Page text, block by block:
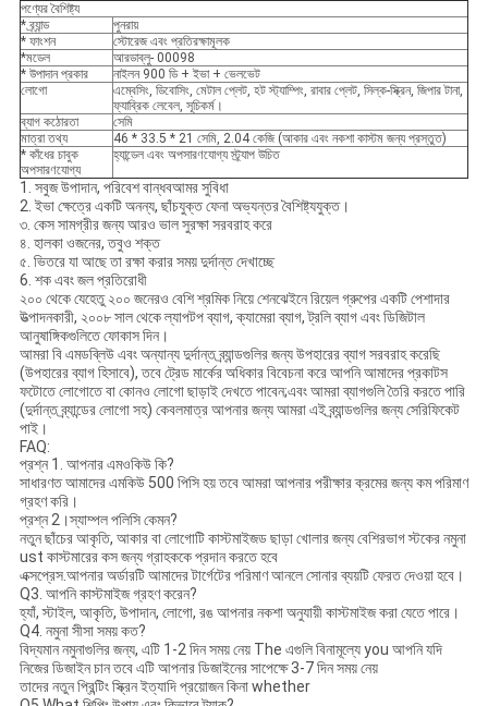
পণ্যের বৈশিষ্ট্য
* ব্র্যান্ড
পুনরায়
* ফাংশন
স্টোরেজ এবং প্রতিরক্ষামূলক
*মডেল
আরডাব্লু- 00098
* উপাদান প্রকার
নাইলন 900 ডি + ইভা + ভেলভেট
লোগো
এম্বেসিং, ডিবোসিং, মেটাল প্লেট, হট স্ট্যাম্পিং, রাবার প্লেট, সিল্ক-স্ক্রিন, জিপার টানা,
ফ্যাব্রিক লেবেল, সূচিকর্ম।
ব্যাগ কঠোরতা
সেমি
মাত্রা তথ্য
46 * 33.5 * 21 সেমি, 2.04 কেজি (আকার এবং নকশা কাস্টম জন্য প্রস্তুত)
* কাঁধের চাবুক
অপসারণযোগ্য
হ্যান্ডেল এবং অপসারণযোগ্য স্ট্র্যাপ উচিত
1. সবুজ উপাদান, পরিবেশ বান্ধবআমর সুবিধা
2. ইভা ক্ষেত্রে একটি অনন্য, ছাঁচযুক্ত ফেনা অভ্যন্তর বৈশিষ্ট্যযুক্ত।
৩. কেস সামগ্রীর জন্য আরও ভাল সুরক্ষা সরবরাহ করে
৪. হালকা ওজনের, তবুও শক্ত
৫. ভিতরে যা আছে তা রক্ষা করার সময় দুর্দান্ত দেখাচ্ছে
6. শক এবং জল প্রতিরোধী
২০০ থেকে যেহেতু ২০০ জনেরও বেশি শ্রমিক নিয়ে শেনঝেইনে রিয়েল গ্রুপের একটি পেশাদার
উত্পাদনকারী, ২০০৮ সাল থেকে ল্যাপটপ ব্যাগ, ক্যামেরা ব্যাগ, ট্রলি ব্যাগ এবং ডিজিটাল
আনুষাঙ্গিকগুলিতে ফোকাস দিন।
আমরা বি এমডব্লিউ এবং অন্যান্য দুর্দান্ত ব্র্যান্ডগুলির জন্য উপহারের ব্যাগ সরবরাহ করেছি
(উপহারের ব্যাগ হিসাবে), তবে ট্রেড মার্কের অধিকার বিবেচনা করে আপনি আমাদের প্রকাটস
ফটোতে লোগোতে বা কোনও লোগো ছাড়াই দেখতে পাবেন;এবং আমরা ব্যাগগুলি তৈরি করতে পারি
(দুর্দান্ত ব্র্যান্ডের লোগো সহ) কেবলমাত্র আপনার জন্য আমরা এই ব্র্যান্ডগুলির জন্য সেরিফিকেট
পাই।
FAQ:
প্রশ্ন 1. আপনার এমওকিউ কি?
সাধারণত আমাদের এমকিউ 500 পিসি হয় তবে আমরা আপনার পরীক্ষার ক্রমের জন্য কম পরিমাণ
গ্রহণ করি।
প্রশ্ন 2।স্যাম্পল পলিসি কেমন?
নতুন ছাঁচের আকৃতি, আকার বা লোগোটি কাস্টমাইজড ছাড়া খোলার জন্য বেশিরভাগ স্টকের নমুনা
ust কাস্টমারের কস জন্য গ্রাহককে প্রদান করতে হবে
এক্সপ্রেস.আপনার অর্ডারটি আমাদের টার্গেটের পরিমাণ আনলে সোনার ব্যয়টি ফেরত দেওয়া হবে।
Q3. আপনি কাস্টমাইজ গ্রহণ করেন?
হ্যাঁ, স্টাইল, আকৃতি, উপাদান, লোগো, রঙ আপনার নকশা অনুযায়ী কাস্টমাইজ করা যেতে পারে।
Q4. নমুনা সীসা সময় কত?
বিদ্যমান নমুনাগুলির জন্য, এটি 1-2 দিন সময় নেয় The এগুলি বিনামূল্যে you আপনি যদি
নিজের ডিজাইন চান তবে এটি আপনার ডিজাইনের সাপেক্ষে 3-7 দিন সময় নেয়
তাদের নতুন প্রিন্টিং স্ক্রিন ইত্যাদি প্রয়োজন কিনা whether